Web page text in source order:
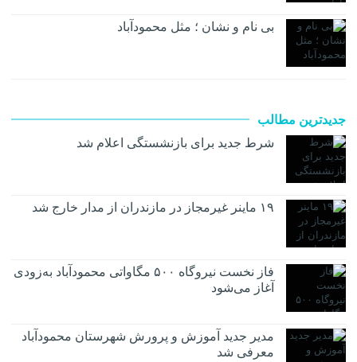
بی نام و نشان ؛ مثل محمودآباد
جدیدترین مطالب
شرط جدید برای بازنشستگی اعلام شد
۱۹ ماینر غیرمجاز در مازندران از مدار خارج شد
فاز نخست نیروگاه ۵۰۰ مگاواتی محمودآباد به‌زودی
آغاز می‌شود
مدیر جدید آموزش و پرورش شهرستان محمودآباد
معرفی شد